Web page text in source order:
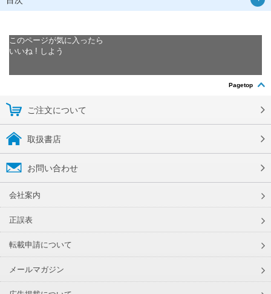
このページが気に入ったら
いいね ! しよう
Pagetop
ご注文について
取扱書店
お問い合わせ
会社案内
正誤表
転載申請について
メールマガジン